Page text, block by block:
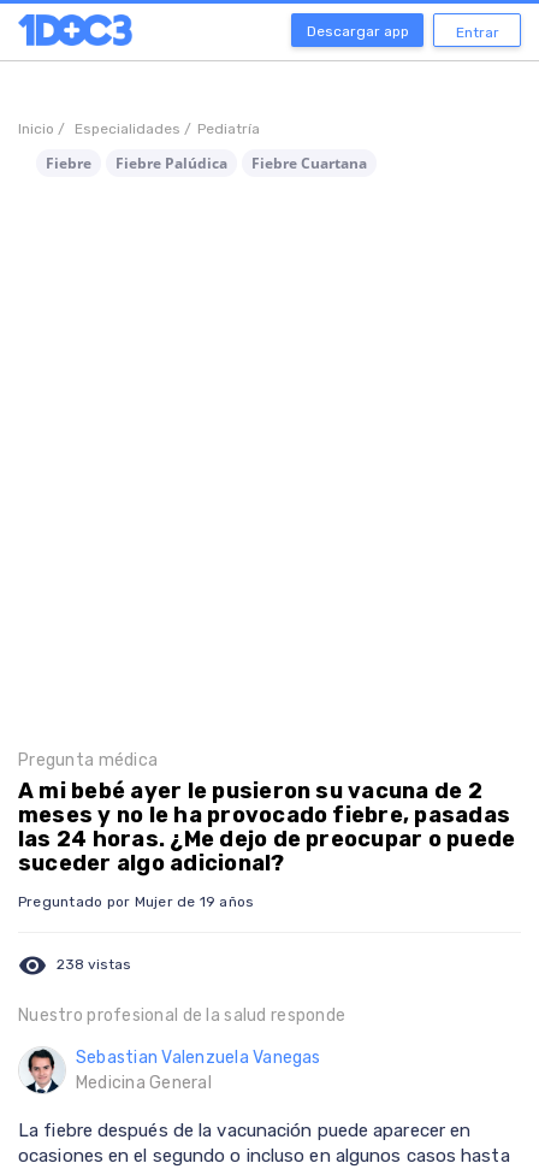
Descargar app Entrar
Inicio / Especialidades / Pediatría
Fiebre Fiebre Palúdica Fiebre Cuartana
Pregunta médica
A mi bebé ayer le pusieron su vacuna de 2
meses y no le ha provocado fiebre, pasadas
las 24 horas. ¿Me dejo de preocupar o puede
suceder algo adicional?
Preguntado por Mujer de 19 años
visibility 238 vistas
Nuestro profesional de la salud responde
Sebastian Valenzuela Vanegas
Medicina General
La fiebre después de la vacunación puede aparecer en
ocasiones en el segundo o incluso en algunos casos hasta